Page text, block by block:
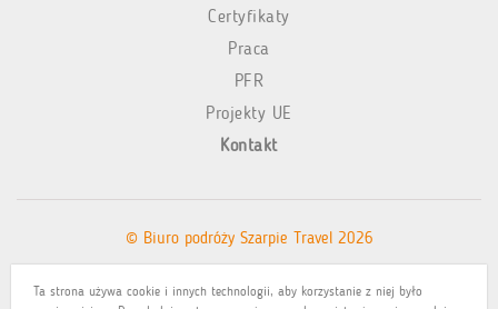
Ta strona używa cookie i innych technologii, aby korzystanie z niej było
Certyfikaty
Praca
PFR
Projekty UE
Kontakt
© Biuro podróży Szarpie Travel 2026
Polityka prywatności